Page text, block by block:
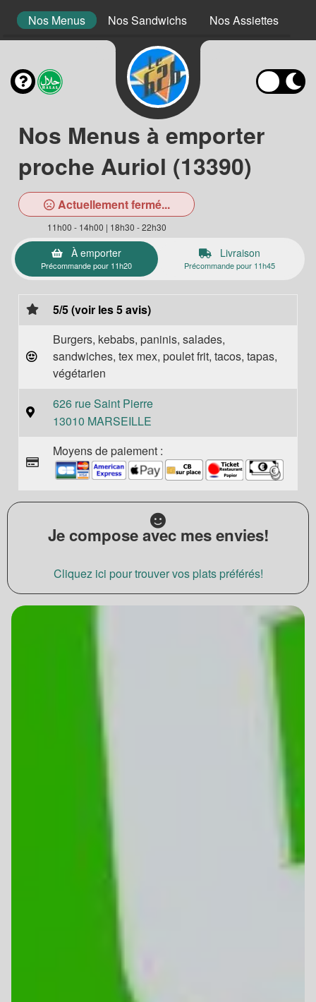
Nos Menus Nos Sandwichs Nos Assiettes
Nos Menus à emporter
proche Auriol (13390)
Actuellement fermé...
11h00 - 14h00 | 18h30 - 22h30
À emporter
Précommande pour 11h20
Livraison
Précommande pour 11h45
5/5 (voir les 5 avis)
Burgers, kebabs, paninis, salades,
sandwiches, tex mex, poulet frit, tacos, tapas,
végétarien
626 rue Saint Pierre
13010 MARSEILLE
Moyens de paiement :
Je compose avec mes envies!
Cliquez ici pour trouver vos plats préférés!